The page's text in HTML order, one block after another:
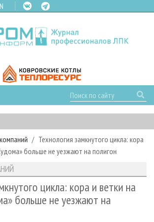
ЛПК
РОССИИ
Технология замкнутого цикла: кора
больше не уезжают на полигон
цикла: кора и ветки на
больше не уезжают на